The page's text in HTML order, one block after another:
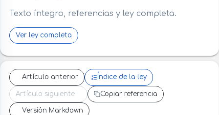
Texto íntegro, referencias y ley completa.
Ver ley completa
Artículo anterior Índice de la ley
Artículo siguiente Copiar referencia
Versión Markdown